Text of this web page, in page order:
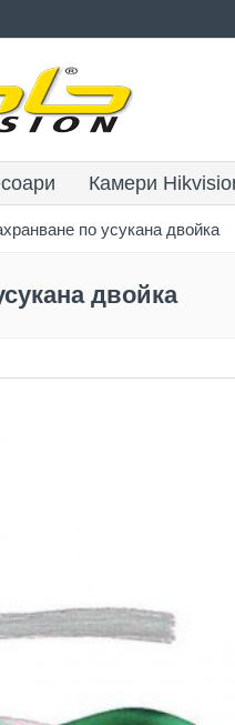
Камери
по усукана двойка
двойка